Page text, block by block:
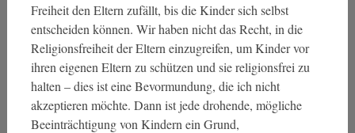
Freiheit den Eltern zufällt, bis die Kinder sich selbst
entscheiden können. Wir haben nicht das Recht, in die
Religionsfreiheit der Eltern einzugreifen, um Kinder vor
ihren eigenen Eltern zu schützen und sie religionsfrei zu
halten – dies ist eine Bevormundung, die ich nicht
akzeptieren möchte. Dann ist jede drohende, mögliche
Beeinträchtigung von Kindern ein Grund,